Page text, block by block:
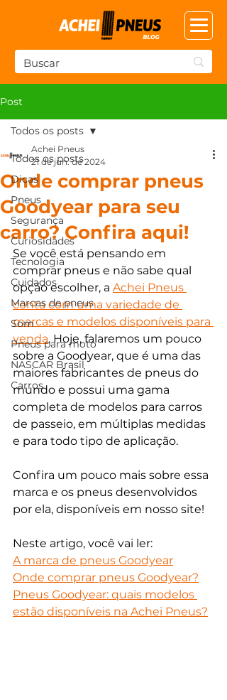
Post
Todos os posts
Dicas
Pneus
Segurança
Curiosidades
Tecnologia
Cuidados
Marcas de pneus
Som
Pneus para moto
NASCAR Brasil
Carros
Todos os posts
Onde comprar pneus
Goodyear para seu
carro? Confira aqui!
Achei Pneus
21 de jun. de 2024
Se você está pensando em
comprar pneus e não sabe qual
opção escolher, a Achei Pneus
conta com uma variedade de
marcas e modelos disponíveis para
venda. Hoje, falaremos um pouco
sobre a Goodyear, que é uma das
maiores fabricantes de pneus do
mundo e possui uma gama
completa de modelos para carros
de passeio, em múltiplas medidas
e para todo tipo de aplicação.
Confira um pouco mais sobre essa
marca e os pneus desenvolvidos
por ela, disponíveis em nosso site!
Neste artigo, você vai ler:
A marca de pneus Goodyear
Onde comprar pneus Goodyear?
Pneus Goodyear: quais modelos
estão disponíveis na Achei Pneus?